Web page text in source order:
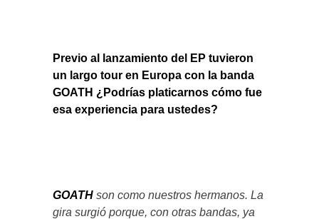
Previo al lanzamiento del EP tuvieron
un largo tour en Europa con la banda
GOATH ¿Podrías platicarnos cómo fue
esa experiencia para ustedes?
GOATH son como nuestros hermanos. La
gira surgió porque, con otras bandas, ya